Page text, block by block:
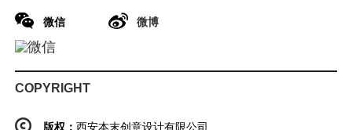
微信 微博
COPYRIGHT
版权： 西安本末创意设计有限公司